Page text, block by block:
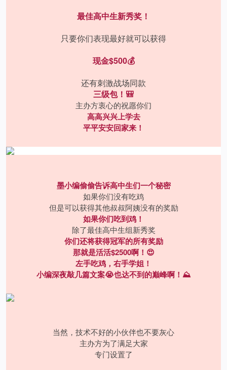
最佳高中生新秀奖！
只要你们表现最好就可以获得
现金$500💰
还有刺激战场同款
三级包！🎒
主办方衷心的祝愿你们
高高兴兴上学去
平平安安回家来！
墨小编偷偷告诉高中生们一个秘密
如果你们没有吃鸡
但是可以获得其他叔叔阿姨没有的奖励
如果你们吃到鸡！
除了最佳高中生组新秀奖
你们还将获得冠军的所有奖励
那就是活活$2500啊！😍
左手吃鸡，右手学姐！
小编深夜敲几篇文案😭也达不到的巅峰啊！⛰️
当然，技术不好的小伙伴也不要灰心
主办方为了满足大家
专门设置了